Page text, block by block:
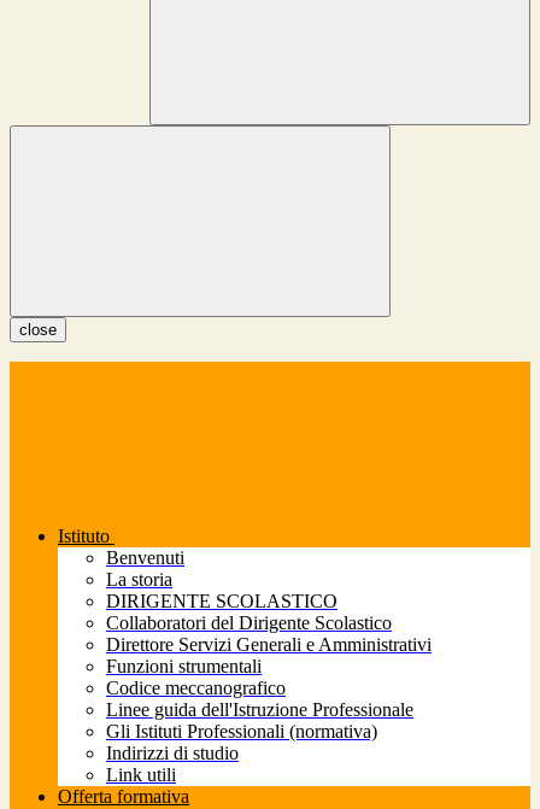
close
Istituto
Benvenuti
La storia
DIRIGENTE SCOLASTICO
Collaboratori del Dirigente Scolastico
Direttore Servizi Generali e Amministrativi
Funzioni strumentali
Codice meccanografico
Linee guida dell'Istruzione Professionale
Gli Istituti Professionali (normativa)
Indirizzi di studio
Link utili
Offerta formativa